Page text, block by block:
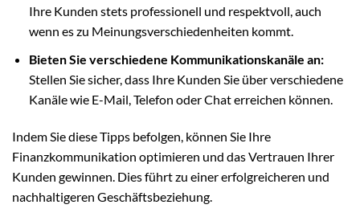
Ihre Kunden stets professionell und respektvoll, auch
wenn es zu Meinungsverschiedenheiten kommt.
Bieten Sie verschiedene Kommunikationskanäle an:
Stellen Sie sicher, dass Ihre Kunden Sie über verschiedene
Kanäle wie E-Mail, Telefon oder Chat erreichen können.
Indem Sie diese Tipps befolgen, können Sie Ihre
Finanzkommunikation optimieren und das Vertrauen Ihrer
Kunden gewinnen. Dies führt zu einer erfolgreicheren und
nachhaltigeren Geschäftsbeziehung.